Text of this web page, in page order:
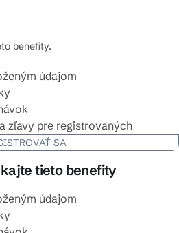
benefity.
údajom
zľavy pre registrovaných
SA
tieto benefity
údajom